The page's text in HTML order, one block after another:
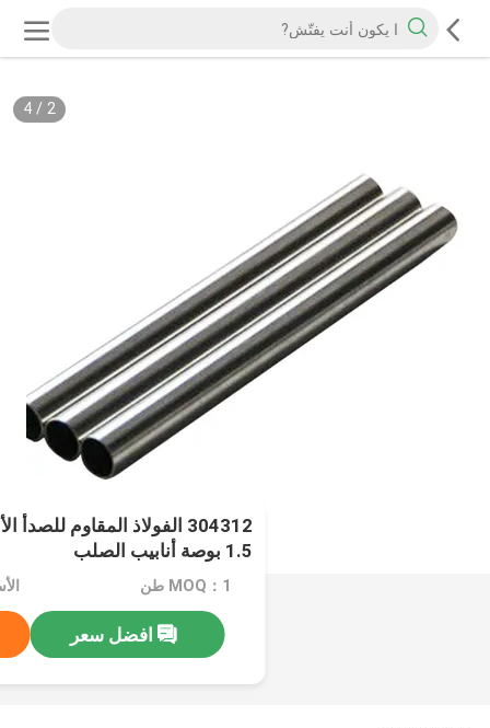
2
/
4
304312 الفولاذ المقاوم
1.5 بوصة أنابيب الصلب
MOQ：1 طن
افضل سعر